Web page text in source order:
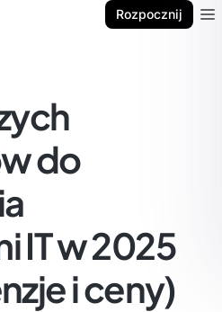
Rozpocznij
do
IT w 2025
i ceny)